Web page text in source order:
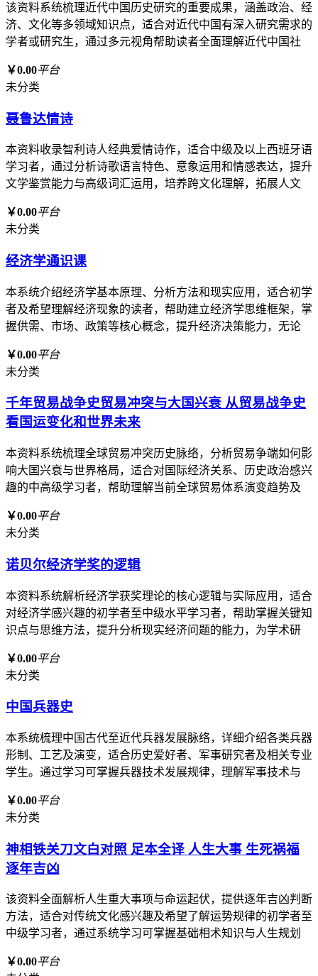
该资料系统梳理近代中国历史研究的重要成果，涵盖政治、经
济、文化等多领域知识点，适合对近代中国有深入研究需求的
学者或研究生，通过多元视角帮助读者全面理解近代中国社
￥0.00平台
未分类
聂鲁达情诗
本资料收录智利诗人经典爱情诗作，适合中级及以上西班牙语
学习者，通过分析诗歌语言特色、意象运用和情感表达，提升
文学鉴赏能力与高级词汇运用，培养跨文化理解，拓展人文
￥0.00平台
未分类
经济学通识课
本系统介绍经济学基本原理、分析方法和现实应用，适合初学
者及希望理解经济现象的读者，帮助建立经济学思维框架，掌
握供需、市场、政策等核心概念，提升经济决策能力，无论
￥0.00平台
未分类
千年贸易战争史贸易冲突与大国兴衰 从贸易战争史
看国运变化和世界未来
本资料系统梳理全球贸易冲突历史脉络，分析贸易争端如何影
响大国兴衰与世界格局，适合对国际经济关系、历史政治感兴
趣的中高级学习者，帮助理解当前全球贸易体系演变趋势及
￥0.00平台
未分类
诺贝尔经济学奖的逻辑
本资料系统解析经济学获奖理论的核心逻辑与实际应用，适合
对经济学感兴趣的初学者至中级水平学习者，帮助掌握关键知
识点与思维方法，提升分析现实经济问题的能力，为学术研
￥0.00平台
未分类
中国兵器史
本系统梳理中国古代至近代兵器发展脉络，详细介绍各类兵器
形制、工艺及演变，适合历史爱好者、军事研究者及相关专业
学生。通过学习可掌握兵器技术发展规律，理解军事技术与
￥0.00平台
未分类
神相铁关刀文白对照 足本全译 人生大事 生死祸福
逐年吉凶
该资料全面解析人生重大事项与命运起伏，提供逐年吉凶判断
方法，适合对传统文化感兴趣及希望了解运势规律的初学者至
中级学习者，通过系统学习可掌握基础相术知识与人生规划
￥0.00平台